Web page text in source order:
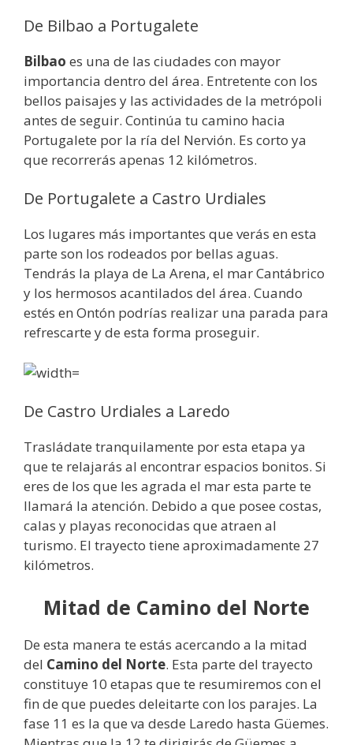
De Bilbao a Portugalete
Bilbao es una de las ciudades con mayor
importancia dentro del área. Entretente con los
bellos paisajes y las actividades de la metrópoli
antes de seguir. Continúa tu camino hacia
Portugalete por la ría del Nervión. Es corto ya
que recorrerás apenas 12 kilómetros.
De Portugalete a Castro Urdiales
Los lugares más importantes que verás en esta
parte son los rodeados por bellas aguas.
Tendrás la playa de La Arena, el mar Cantábrico
y los hermosos acantilados del área. Cuando
estés en Ontón podrías realizar una parada para
refrescarte y de esta forma proseguir.
De Castro Urdiales a Laredo
Trasládate tranquilamente por esta etapa ya
que te relajarás al encontrar espacios bonitos. Si
eres de los que les agrada el mar esta parte te
llamará la atención. Debido a que posee costas,
calas y playas reconocidas que atraen al
turismo. El trayecto tiene aproximadamente 27
kilómetros.
Mitad de Camino del Norte
De esta manera te estás acercando a la mitad
del Camino del Norte. Esta parte del trayecto
constituye 10 etapas que te resumiremos con el
fin de que puedes deleitarte con los parajes. La
fase 11 es la que va desde Laredo hasta Güemes.